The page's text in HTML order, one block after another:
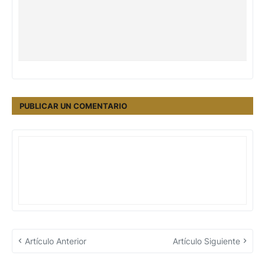
PUBLICAR UN COMENTARIO
Artículo Anterior Artículo Siguiente